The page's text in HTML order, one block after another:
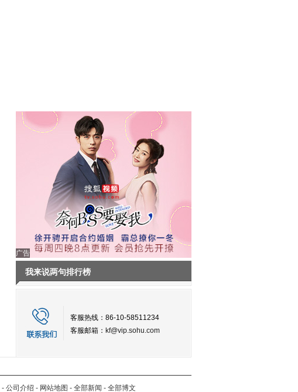
广告
我来说两句排行榜
客服热线：86-10-58511234
客服邮箱： kf@vip.sohu.com
- 公司介绍 - 网站地图 - 全部新闻 - 全部博文